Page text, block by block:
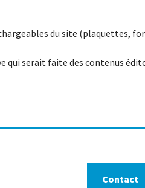
du site (plaquettes,
qui serait faite des contenus
Contact